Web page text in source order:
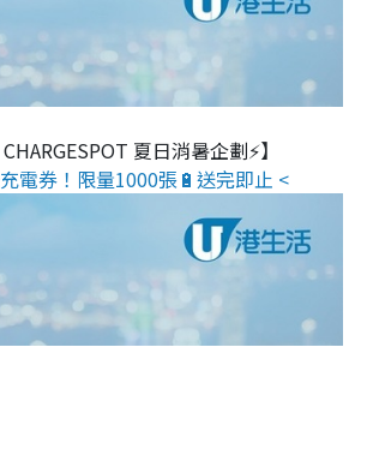
CHARGESPOT 夏日消暑企劃⚡】
電券！限量1000張🔋送完即止 <